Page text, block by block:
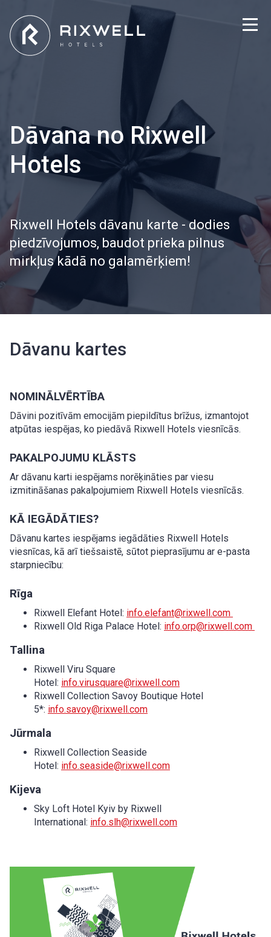
Dāvana no Rixwell
Hotels
Rixwell Hotels dāvanu karte - dodies
piedzīvojumos, baudot prieka pilnus
mirkļus kādā no galamērķiem!
Dāvanu kartes
NOMINĀLVĒRTĪBA
Dāvini pozitīvām emocijām piepildītus brīžus, izmantojot
atpūtas iespējas, ko piedāvā Rixwell Hotels viesnīcās.
PAKALPOJUMU KLĀSTS
Ar dāvanu karti iespējams norēķināties par viesu
izmitināšanas pakalpojumiem Rixwell Hotels viesnīcās.
KĀ IEGĀDĀTIES?
Dāvanu kartes iespējams iegādāties Rixwell Hotels
viesnīcas, kā arī tiešsaistē, sūtot pieprasījumu ar e-pasta
starpniecību:
Rīga
Rixwell Elefant Hotel: info.elefant@rixwell.com
Rixwell Old Riga Palace Hotel: info.orp@rixwell.com
Tallina
Rixwell Viru Square
Hotel: info.virusquare@rixwell.com
Rixwell Collection Savoy Boutique Hotel
5*: info.savoy@rixwell.com
Jūrmala
Rixwell Collection Seaside
Hotel: info.seaside@rixwell.com
Kijeva
Sky Loft Hotel Kyiv by Rixwell
International: info.slh@rixwell.com